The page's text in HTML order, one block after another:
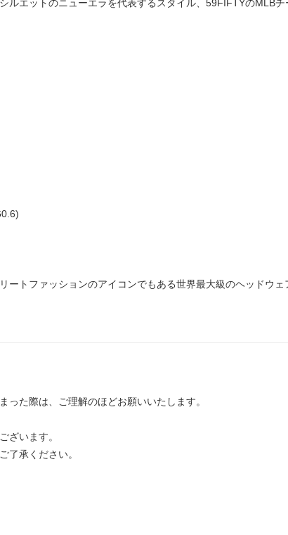
エットのニューエラを代表するスタイル、59FIFTYのMLBチ
ートファッションのアイコンでもある世界最大級のヘッドウェ
った際は、ご理解のほどお願いいたします。
ざいます。
了承ください。